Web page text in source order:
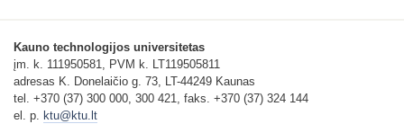
Kauno technologijos universitetas
įm. k. 111950581, PVM k. LT119505811
adresas K. Donelaičio g. 73, LT-44249 Kaunas
tel. +370 (37) 300 000, 300 421, faks. +370 (37) 324 144
el. p. ktu@ktu.lt